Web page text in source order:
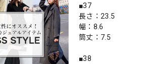
■37
長さ：23.5
幅：8.6
筒丈：7.5
■38